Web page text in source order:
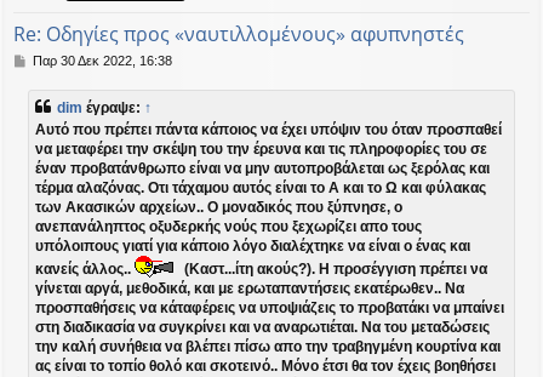
Re: Οδηγίες προς «ναυτιλλομένους» αφυπνηστές
Δ
μ
σ
σ
Παρ 30 Δεκ 2022, 16:38
dim έγραψε: ↑
Αυτό που πρέπει πάντα κάποιος να έχει υπόψιν του όταν προσπαθεί
να μεταφέρει την σκέψη του την έρευνα και τις πληροφορίες του σε
έναν προβατάνθρωπο είναι να μην αυτοπροβάλεται ως ξερόλας και
τέρμα αλαζόνας. Οτι τάχαμου αυτός είναι το Α και το Ω και φύλακας
των Ακασικών αρχείων.. Ο μοναδικός που ξύπνησε, ο
ανεπανάληπτος οξυδερκής νούς που ξεχωρίζει απο τους
υπόλοιπους γιατί για κάποιο λόγο διαλέχτηκε να είναι ο ένας και
κανείς άλλος..
(Καστ...ίτη ακούς?). Η προσέγγιση πρέπει να
γίνεται αργά, μεθοδικά, και με ερωταπαντήσεις εκατέρωθεν.. Να
προσπαθήσεις να κάταφέρεις να υποψιάζεις το προβατάκι να μπαίνει
στη διαδικασία να συγκρίνει και να αναρωτιέται. Να του μεταδώσεις
την καλή συνήθεια να βλέπει πίσω απο την τραβηγμένη κουρτίνα και
ας είναι το τοπίο θολό και σκοτεινό.. Μόνο έτσι θα τον έχεις βοηθήσει